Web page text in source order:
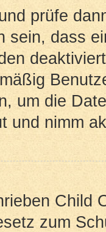
prüfe
sein, dass
um die
und nimm
Child
zum